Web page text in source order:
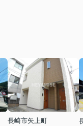
長崎市矢上町